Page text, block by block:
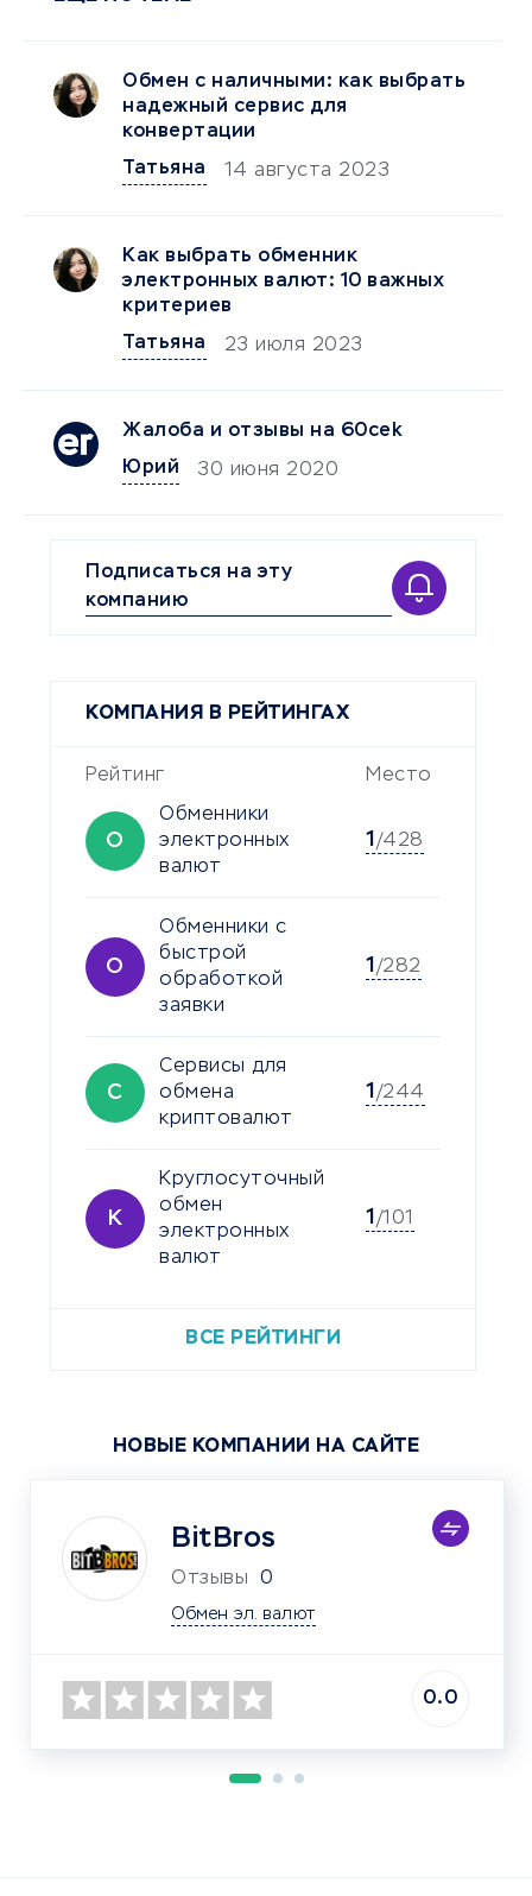
Обмен с наличными: как выбрать
надежный сервис для
конвертации
Татьяна
14 августа 2023
Как выбрать обменник
электронных валют: 10 важных
критериев
Татьяна
23 июля 2023
Жалоба и отзывы на 60cek
Юрий
30 июня 2020
Подписаться на эту
компанию
КОМПАНИЯ В РЕЙТИНГАХ
Рейтинг Место
О
Обменники
электронных
валют
1 /428
О
Обменники с
быстрой
обработкой
заявки
1 /282
С
Сервисы для
обмена
криптовалют
1 /244
К
Круглосуточный
обмен
электронных
валют
1 /101
ВСЕ РЕЙТИНГИ
НОВЫЕ КОМПАНИИ НА САЙТЕ
BitBros
Отзывы 0
Обмен эл. валют
0.0